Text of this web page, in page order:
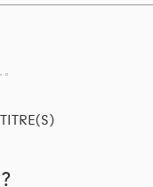
TITRE(S)